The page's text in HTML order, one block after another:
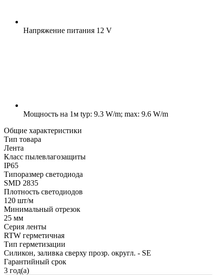
Напряжение питания 12 V
Мощность на 1м typ: 9.3 W/m; max: 9.6 W/m
Общие характеристики
Тип товара
Лента
Класс пылевлагозащиты
IP65
Типоразмер светодиода
SMD 2835
Плотность светодиодов
120 шт/м
Минимальный отрезок
25 мм
Серия ленты
RTW герметичная
Тип герметизации
Силикон, заливка сверху прозр. округл. - SE
Гарантийный срок
3 год(а)